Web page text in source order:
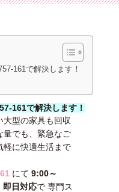
161で解決します！
161で解決します！
型の家具も回収
量でも、緊急なご
軽に快適生活まで
にて 9:00～
即日対応で 専門ス